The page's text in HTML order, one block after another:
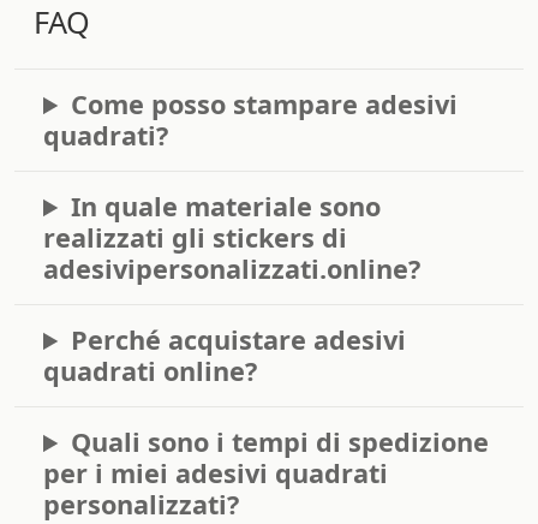
FAQ
Come posso stampare adesivi
quadrati?
In quale materiale sono
realizzati gli stickers di
adesivipersonalizzati.online?
Perché acquistare adesivi
quadrati online?
Quali sono i tempi di spedizione
per i miei adesivi quadrati
personalizzati?